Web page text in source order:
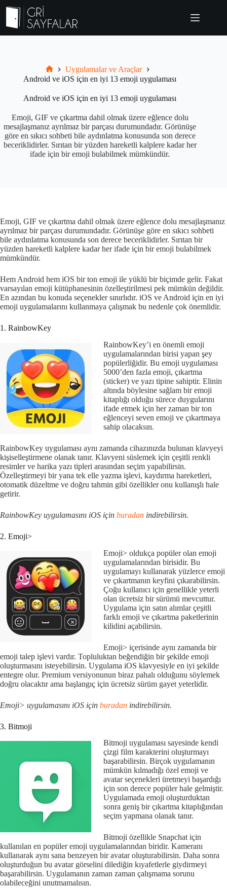
content
Grisayfalar.com
Uygulamalar ve Araçlar
Android ve iOS için en iyi 13 emoji uygulaması
Android ve iOS için en iyi 13 emoji uygulaması
Emoji, GIF ve çıkartma dahil olmak üzere eğlence dolu
mesajlaşmanız ayrılmaz bir parçası durumundadır. Görünüşe
göre en sıkıcı sohbeti bile aydınlatma konusunda son derece
beceriklidirler. Sırıtan bir yüzden hareketli kalplere kadar her
ifade için bir emoji bulabilmek mümkündür.
Emoji, GIF ve çıkartma dahil olmak üzere eğlence dolu mesajlaşmanız
ayrılmaz bir parçası durumundadır. Görünüşe göre en sıkıcı sohbeti
bile aydınlatma konusunda son derece beceriklidirler. Sırıtan bir
yüzden hareketli kalplere kadar her ifade için bir emoji bulabilmek
mümkündür.
Hem Android hem iOS bir ton emoji ile yüklü bir biçimde gelir. Fakat
varsayılan emoji kütüphanesinin özelleştirilmesi pek mümkün değildir.
En azından bu konuda seçenekler sınırlıdır. iOS ve Android için en iyi
emoji uygulamalarını kullanmaya çalışmak bu nedenle çok önemlidir.
1. RainbowKey
RainbowKey’i en önemli emoji
uygulamalarından birisi yapan şey
popülerliğidir. Bu emoji uygulaması
5000’den fazla emoji, çıkartma
(sticker) ve yazı tipine sahiptir. Elinin
altında böylesine sağlam bir emoji
kitaplığı olduğu sürece duygularını
ifade etmek için her zaman bir ton
eğlenceyi seven emoji ve çıkartmaya
sahip olacaksın.
RainbowKey uygulaması aynı zamanda cihazınızda bulunan klavyeyi
kişiselleştirmene olanak tanır. Klavyeni süslemek için çeşitli renkli
resimler ve harika yazı tipleri arasından seçim yapabilirsin.
Özelleştirmeyi bir yana tek elle yazma işlevi, kaydırma hareketleri,
otomatik düzeltme ve doğru tahmin gibi özellikler onu kullanışlı hale
getirir.
RainbowKey uygulamasını iOS için buradan indirebilirsin.
2. Emoji>
Emoji> oldukça popüler olan emoji
uygulamalarından birisidir. Bu
uygulamayı kullanarak yüzlerce emoji
ve çıkartmanın keyfini çıkarabilirsin.
Çoğu kullanıcı için genellikle yeterli
olan ücretsiz bir sürümü mevcuttur.
Uygulama için satın alımlar çeşitli
farklı emoji ve çıkartma paketlerinin
kilidini açabilirsin.
Emoji> içerisinde aynı zamanda bir
emoji talep işlevi vardır. Topluluktan beğendiğin bir şekilde emoji
oluşturmasını isteyebilirsin. Uygulama iOS klavyesiyle en iyi şekilde
entegre olur. Premium versiyonunun biraz pahalı olduğunu söylemek
doğru olacaktır ama başlangıç için ücretsiz sürüm gayet yeterlidir.
Emoji> uygulamasını iOS için buradan indirebilirsin.
3. Bitmoji
Bitmoji uygulaması sayesinde kendi
çizgi film karakterini oluşturmayı
başarabilirsin. Birçok uygulamanın
mümkün kılmadığı özel emoji ve
avatar seçenekleri üretmeyi başardığı
için son derece popüler hale gelmiştir.
Uygulamada emoji oluşturduktan
sonra geniş bir çıkartma kitaplığından
seçim yapmana olanak tanır.
Bitmoji özellikle Snapchat için
kullanılan en popüler emoji uygulamalarından biridir. Kameranı
kullanarak aynı sana benzeyen bir avatar oluşturabilirsin. Daha sonra
oluşturduğun bu avatar görselini dilediğin kıyafetlerle giydirmeyi
başarabilirsin. Uygulamanın zaman zaman çalışmama sorunu
olabileceğini unutmamalısın.